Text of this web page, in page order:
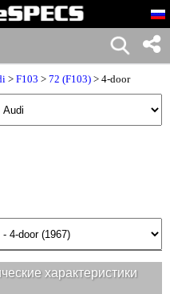
> F103 > 72 (F103) > 4-door
характеристики